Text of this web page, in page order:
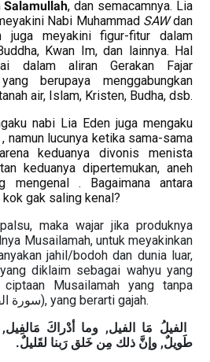
Salamullah, dan semacamnya. Lia
Nabi Muhammad SAWdan
juga meyakini figur-fitur dalam
Kwan Im, dan lainnya. Hal
dalam aliran Gerakan Fajar
berupaya menggabungkan
air, Islam, Kristen, Budha, dsb.
nabi Lia Eden juga mengaku
namun lucunya ketika sama-sama
keduanya divonis menista
keduanya dipertemukan, aneh
mengenal . Bagaimana antara
gak saling kenal?
maka wajar jika produknya
Musailamah, untuk meyakinkan
jahil/bodoh dan dunia luar,
diklaim sebagai wahyu yang
Musailamah yang tanpa
سورة), yang berarti gajah.
الفيلُ مَا الفيل, وما أدْراكَ
طَويلٌ, وإنَّ ذلك مِن خَلق رَبنا لقَليلٌ.